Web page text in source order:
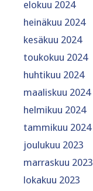
elokuu 2024
heinäkuu 2024
kesäkuu 2024
toukokuu 2024
huhtikuu 2024
maaliskuu 2024
helmikuu 2024
tammikuu 2024
joulukuu 2023
marraskuu 2023
lokakuu 2023